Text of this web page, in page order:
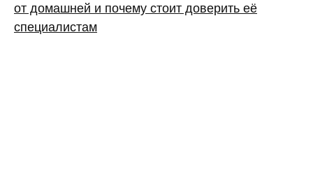
от домашней и почему стоит доверить её
специалистам